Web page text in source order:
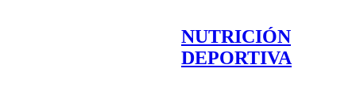
NUTRICIÓN
DEPORTIVA